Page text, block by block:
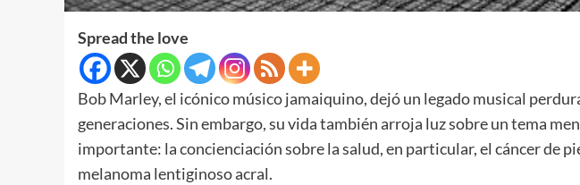
Spread the love
Bob Marley, el icónico músico jamaiquino, dejó un legado musical
generaciones. Sin embargo, su vida también arroja luz sobre un tema
importante: la concienciación sobre la salud, en particular, el cáncer de
melanoma lentiginoso acral.